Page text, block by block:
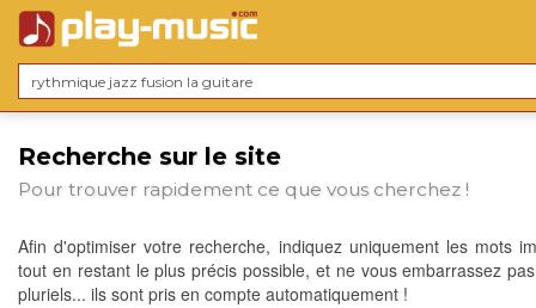
Recherche sur le site
Pour trouver rapidement ce que vous cherchez !
Afin d'optimiser votre recherche, indiquez uniquement les mots
tout en restant le plus précis possible, et ne vous embarrassez
pluriels... ils sont pris en compte automatiquement !